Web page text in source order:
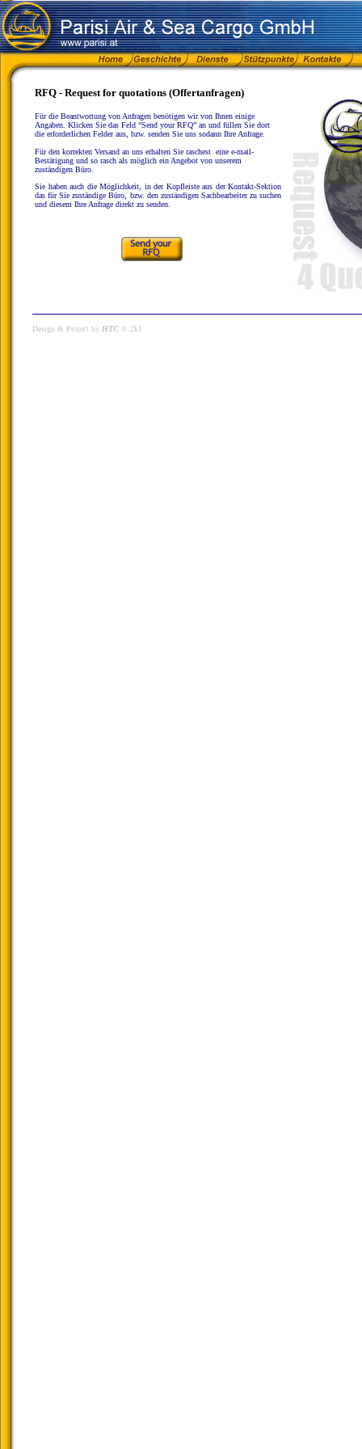
RFQ - Request for quotations (Offertanfragen)
Für die Beantwortung von Anfragen benötigen wir von Ihnen einige
Angaben. Klicken Sie das Feld “Send your RFQ” an und füllen Sie dort
die erforderlichen Felder aus, bzw. senden Sie uns sodann Ihre Anfrage.
Für den korrekten Versand an uns erhalten Sie raschest eine e-mail-
Bestätigung und so rasch als möglich ein Angebot von unserem
zuständigen Büro.
Sie haben auch die Möglichkeit, in der Kopfleiste aus der Kontakt-Sektion
das für Sie zuständige Büro, bzw. den zuständigen Sachbearbeiter zu suchen
und diesem Ihre Anfrage direkt zu senden.
Design & Project by HTC © 2k1